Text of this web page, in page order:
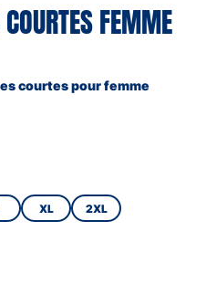
FEMME
courtes pour femme
XL 2XL